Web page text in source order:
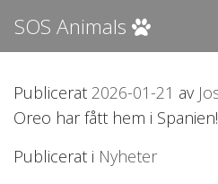
SOS Animals
Publicerat 2026-01-21 av
Oreo har fått hem i Spanien!
Publicerat i Nyheter